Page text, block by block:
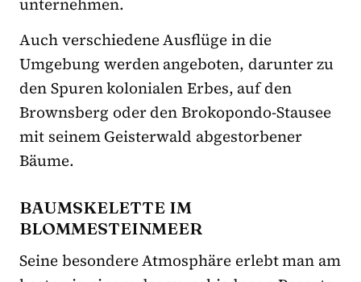
unternehmen.
Auch verschiedene Ausflüge in die
Umgebung werden angeboten, darunter zu
den Spuren kolonialen Erbes, auf den
Brownsberg oder den Brokopondo-Stausee
mit seinem Geisterwald abgestorbener
Bäume.
BAUMSKELETTE IM
BLOMMESTEINMEER
Seine besondere Atmosphäre erlebt man am